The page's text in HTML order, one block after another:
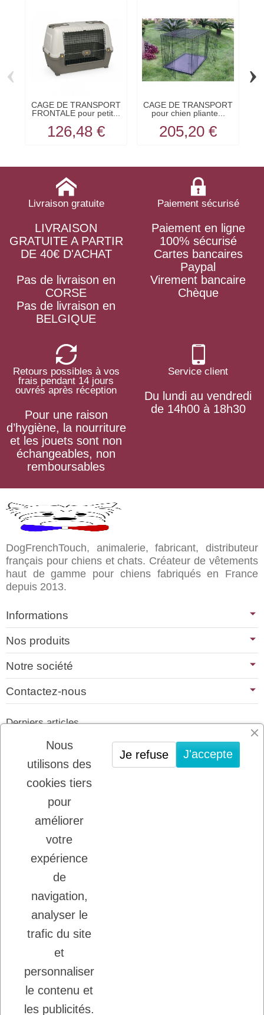
CAGE DE TRANSPORT
FRONTALE pour petit...
126,48 €
CAGE DE TRANSPORT
pour chien pliante...
205,20 €
‹ ›
Livraison gratuite
LIVRAISON
GRATUITE A PARTIR
DE 40€ D'ACHAT
Pas de livraison en
CORSE
Pas de livraison en
BELGIQUE
Paiement sécurisé
Paiement en ligne
100% sécurisé
Cartes bancaires
Paypal
Virement bancaire
Chèque
Retours possibles à vos
frais pendant 14 jours
ouvrés après réception
Pour une raison
d’hygiène, la nourriture
et les jouets sont non
échangeables, non
remboursables
Service client
Du lundi au vendredi
de 14h00 à 18h30
DogFrenchTouch, animalerie, fabricant, distributeur
français pour chiens et chats. Créateur de vêtements
haut de gamme pour chiens fabriqués en France
depuis 2013.
Informations
Nos produits
Notre société
Contactez-nous
Derniers articles
01/07/2026
PLATINUM : LE MEILLEUR DE LA
VIANDE POUR CHIENS ET CHATS
22/08/2025
LADYBEL : DES SOINS FRANCAIS DE
GRANDE QUALITE
Inscription à la newsletter
Vous pouvez vous désinscrire à tout moment.
J'accepte les conditions générales et la
politique de confidentialité.
Nous
utilisons des
cookies tiers
pour
améliorer
votre
expérience
de
navigation,
analyser le
trafic du site
et
personnaliser
le contenu et
les publicités.
J'accepte
Je refuse